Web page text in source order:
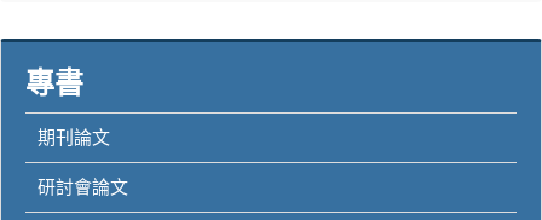
專書
期刊論文
研討會論文